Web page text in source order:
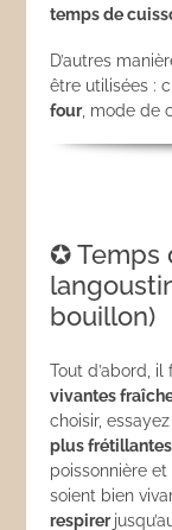
temps de
D’autres
être utilisées :
four, mode de
✪ Temps
bouillon)
Tout d’abord,
vivantes
choisir,
plus
poissonnière
soient bien
respirer